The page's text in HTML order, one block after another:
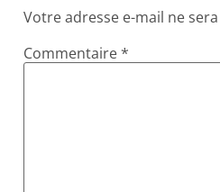
Votre adresse e-mail ne
Commentaire*